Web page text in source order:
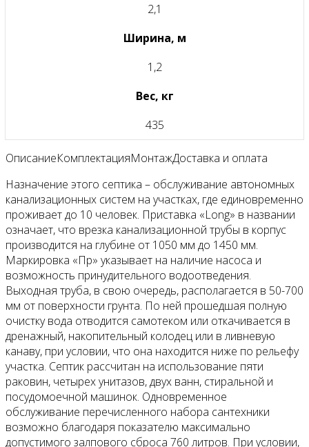
2,1
Ширина, м
1,2
Вес, кг
435
ОписаниеКомплектацияМонтажДоставка и оплата
Назначение этого септика – обслуживание автономных
канализационных систем на участках, где единовременно
проживает до 10 человек. Приставка «Long» в названии
означает, что врезка канализационной трубы в корпус
производится на глубине от 1050 мм до 1450 мм.
Маркировка «Пр» указывает на наличие насоса и
возможность принудительного водоотведения.
Выходная труба, в свою очередь, располагается в 50-700
мм от поверхности грунта. По ней прошедшая полную
очистку вода отводится самотеком или откачивается в
дренажный, накопительный колодец или в ливневую
канаву, при условии, что она находится ниже по рельефу
участка. Септик рассчитан на использование пяти
раковин, четырех унитазов, двух ванн, стиральной и
посудомоечной машинок. Одновременное
обслуживание перечисленного набора сантехники
возможно благодаря показателю максимально
допустимого залпового сброса 760 литров. При условии,